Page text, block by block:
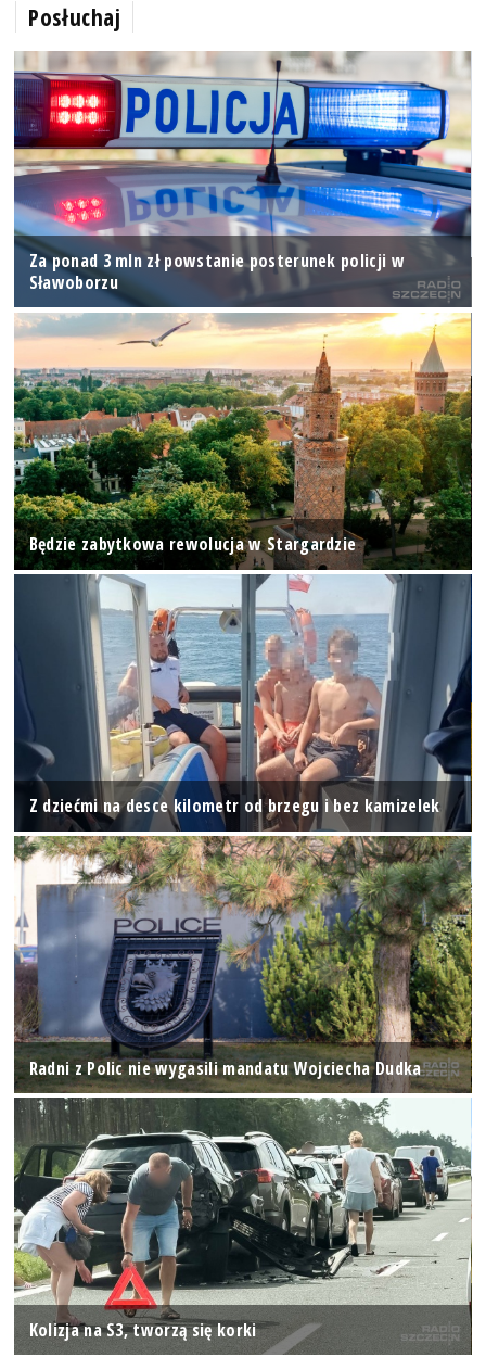
Posłuchaj
Za ponad 3 mln zł powstanie posterunek policji w
Sławoborzu
Będzie zabytkowa rewolucja w Stargardzie
Z dziećmi na desce kilometr od brzegu i bez kamizelek
Radni z Polic nie wygasili mandatu Wojciecha Dudka
Kolizja na S3, tworzą się korki